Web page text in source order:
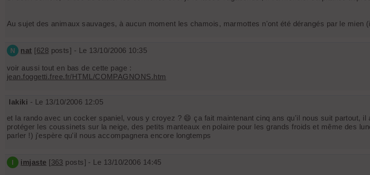
Au sujet des animaux sauvages, à aucun moment les chamois, marmottes n'ont été dérangés par le
N nat [628 posts] - Le 13/10/2006 10:35
voir aussi tout en bas de cette page :
jean.foggetti.free.fr/HTML/COMPAGNONS.htm
lakiki - Le 13/10/2006 12:05
et la rando avec un cocker spaniel, vous y croyez ? 😄 ça fait maintenant cinq ans qu'il nous suit partout,
protéger les coussinets sur la neige, des petits manteaux en polaire pour les grands froids et même des
parler !) j'espère qu'il nous accompagnera encore longtemps
I imjaste [363 posts] - Le 13/10/2006 14:45